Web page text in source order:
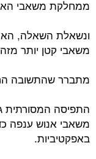
ממחלקת משאבי
ונשאלת השאלה, האם
משאבי קטן יותר
מתברר שהתשובה
התפיסה המסורתית
משאבי אנוש ענפה
באפקטיביות.